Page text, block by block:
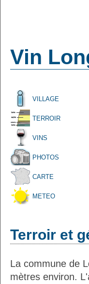
Vin
VILLAGE
TERROIR
VINS
PHOTOS
CARTE
METEO
Terroir et
La commune de
mètres environ.